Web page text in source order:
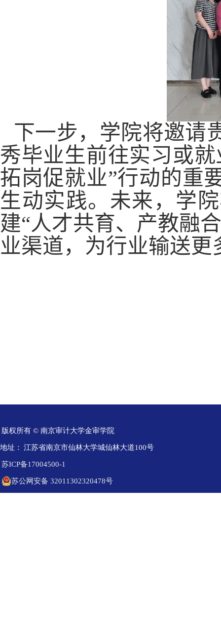
下一步，学院将邀请
秀毕业生前往实习或
拓岗促就业”行动的重
生动实践。未来，学
建“人才共育、产教融
业渠道，为行业输送更
版权所有 © 南京审计大学金审学院
地址： 江苏省南京市仙林大学城仙林大道100号
苏ICP备17004500-1
苏公网安备 32011302320478号